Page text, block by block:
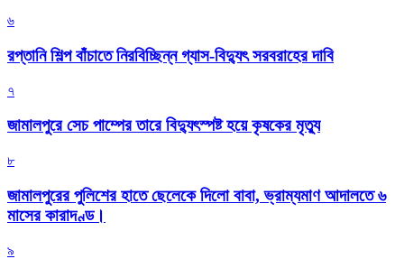
৬
রপ্তানি শিল্প বাঁচাতে নিরবিচ্ছিন্ন গ্যাস-বিদ্যুৎ সরবরাহের দাবি
৭
জামালপুরে সেচ পাম্পের তারে বিদ্যুৎস্পষ্ট হয়ে কৃষকের মৃত্যু
৮
জামালপুরের পুলিশের হাতে ছেলেকে দিলো বাবা, ভ্রাম্যমাণ আদালতে ৬
মাসের কারাদণ্ড।
৯